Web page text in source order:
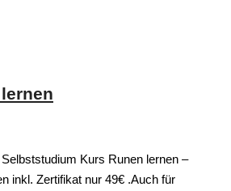
Kurs Runen lernen –
inkl. Zertifikat nur 49€ .Auch für